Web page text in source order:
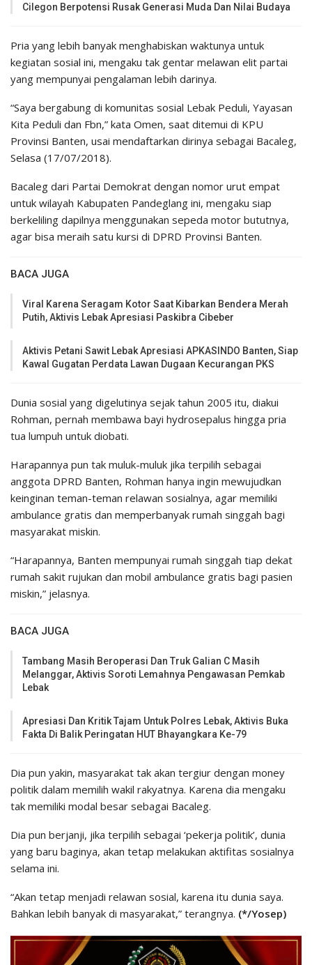
Cilegon Berpotensi Rusak Generasi Muda Dan Nilai Budaya
Pria yang lebih banyak menghabiskan waktunya untuk
kegiatan sosial ini, mengaku tak gentar melawan elit partai
yang mempunyai pengalaman lebih darinya.
“Saya bergabung di komunitas sosial Lebak Peduli, Yayasan
Kita Peduli dan Fbn,” kata Omen, saat ditemui di KPU
Provinsi Banten, usai mendaftarkan dirinya sebagai Bacaleg,
Selasa (17/07/2018).
Bacaleg dari Partai Demokrat dengan nomor urut empat
untuk wilayah Kabupaten Pandeglang ini, mengaku siap
berkeliling dapilnya menggunakan sepeda motor bututnya,
agar bisa meraih satu kursi di DPRD Provinsi Banten.
BACA JUGA
Viral Karena Seragam Kotor Saat Kibarkan Bendera Merah
Putih, Aktivis Lebak Apresiasi Paskibra Cibeber
Aktivis Petani Sawit Lebak Apresiasi APKASINDO Banten, Siap
Kawal Gugatan Perdata Lawan Dugaan Kecurangan PKS
Dunia sosial yang digelutinya sejak tahun 2005 itu, diakui
Rohman, pernah membawa bayi hydrosepalus hingga pria
tua lumpuh untuk diobati.
Harapannya pun tak muluk-muluk jika terpilih sebagai
anggota DPRD Banten, Rohman hanya ingin mewujudkan
keinginan teman-teman relawan sosialnya, agar memiliki
ambulance gratis dan memperbanyak rumah singgah bagi
masyarakat miskin.
“Harapannya, Banten mempunyai rumah singgah tiap dekat
rumah sakit rujukan dan mobil ambulance gratis bagi pasien
miskin,” jelasnya.
BACA JUGA
Tambang Masih Beroperasi Dan Truk Galian C Masih
Melanggar, Aktivis Soroti Lemahnya Pengawasan Pemkab
Lebak
Apresiasi Dan Kritik Tajam Untuk Polres Lebak, Aktivis Buka
Fakta Di Balik Peringatan HUT Bhayangkara Ke-79
Dia pun yakin, masyarakat tak akan tergiur dengan money
politik dalam memilih wakil rakyatnya. Karena dia mengaku
tak memiliki modal besar sebagai Bacaleg.
Dia pun berjanji, jika terpilih sebagai ‘pekerja politik’, dunia
yang baru baginya, akan tetap melakukan aktifitas sosialnya
selama ini.
“Akan tetap menjadi relawan sosial, karena itu dunia saya.
Bahkan lebih banyak di masyarakat,” terangnya. (*/Yosep)